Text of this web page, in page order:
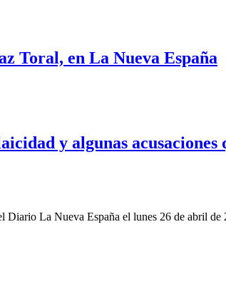
Toral, en La Nueva España
y algunas acusaciones
La Nueva España el lunes 26 de abril de